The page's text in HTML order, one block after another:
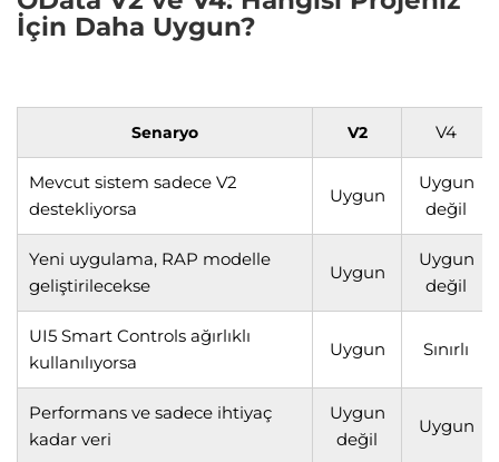
İçin Daha Uygun?
Senaryo V2 V4
Mevcut sistem sadece V2
destekliyorsa
Uygun
Uygun
değil
Yeni uygulama, RAP modelle
geliştirilecekse
Uygun
Uygun
değil
UI5 Smart Controls ağırlıklı
kullanılıyorsa
Uygun Sınırlı
Performans ve sadece ihtiyaç
kadar veri
Uygun
değil
Uygun